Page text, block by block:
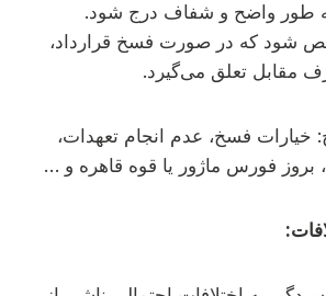
به طور واضح و شفاف درج شود.
شود که در صورت فسخ قرارداد،
مقابل تعلق می‌گیرد.
خیارات فسخ، عدم انجام تعهدات،
بروز فورس ماژور یا قوه قاهره و …